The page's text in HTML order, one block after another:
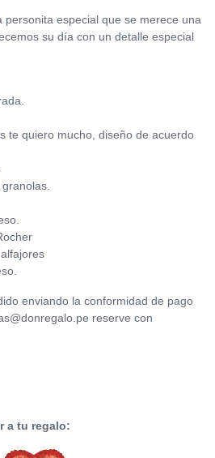
personita especial que se merece una
su día con un detalle especial
te quiero mucho, diseño de acuerdo
enviando la conformidad de pago
reserve con
a tu regalo: